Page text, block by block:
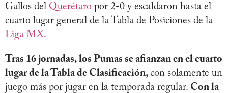
Gallos del Querétaro por 2-0 y escaldaron hasta el
cuarto lugar general de la Tabla de Posiciones de la
Liga MX.
Tras 16 jornadas, los Pumas se afianzan en el cuarto
lugar de la Tabla de Clasificación, con solamente un
juego más por jugar en la temporada regular. Con la